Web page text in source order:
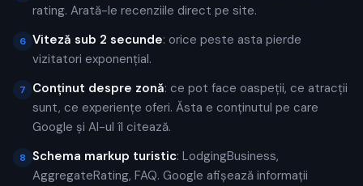
rating. Arată-le recenziile direct pe site.
6 Viteză sub 2 secunde: orice peste asta pierde
vizitatori exponențial.
7 Conținut despre zonă: ce pot face oaspeții, ce atracții
sunt, ce experiențe oferi. Ăsta e conținutul pe care
Google și AI-ul îl citează.
8 Schema markup turistic: LodgingBusiness,
AggregateRating, FAQ. Google afișează informații